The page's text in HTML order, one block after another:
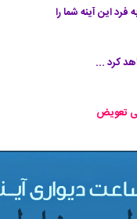
این آینه شما را
کرد ...